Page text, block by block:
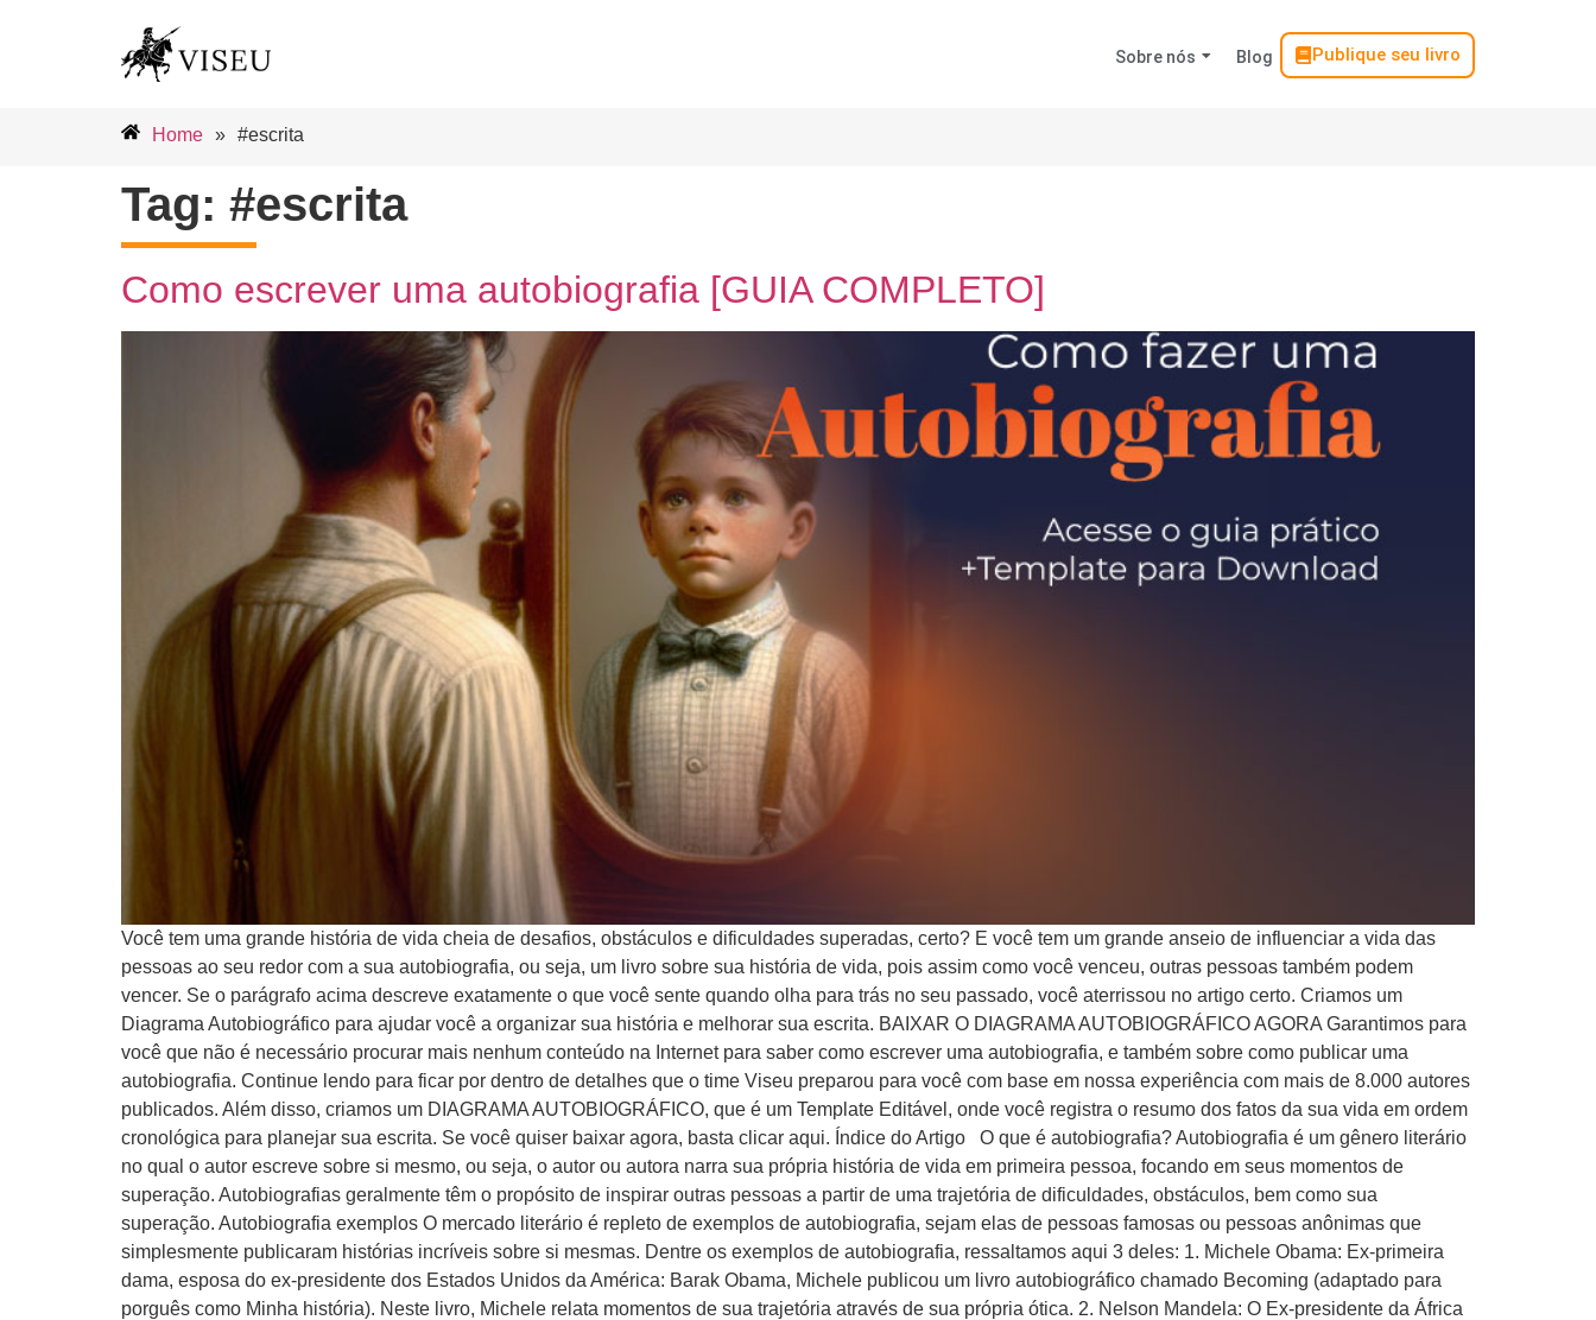
Sobre nós Blog Publique seu livro
Home » #escrita
Tag: #escrita
Como escrever uma autobiografia [GUIA COMPLETO]
Você tem uma grande história de vida cheia de desafios, obstáculos e dificuldades superadas, certo? E você tem um grande anseio de influenciar a vida das
pessoas ao seu redor com a sua autobiografia, ou seja, um livro sobre sua história de vida, pois assim como você venceu, outras pessoas também podem
vencer. Se o parágrafo acima descreve exatamente o que você sente quando olha para trás no seu passado, você aterrissou no artigo certo. Criamos um
Diagrama Autobiográfico para ajudar você a organizar sua história e melhorar sua escrita. BAIXAR O DIAGRAMA AUTOBIOGRÁFICO AGORA Garantimos para
você que não é necessário procurar mais nenhum conteúdo na Internet para saber como escrever uma autobiografia, e também sobre como publicar uma
autobiografia. Continue lendo para ficar por dentro de detalhes que o time Viseu preparou para você com base em nossa experiência com mais de 8.000 autores
publicados. Além disso, criamos um DIAGRAMA AUTOBIOGRÁFICO, que é um Template Editável, onde você registra o resumo dos fatos da sua vida em ordem
cronológica para planejar sua escrita. Se você quiser baixar agora, basta clicar aqui. Índice do Artigo O que é autobiografia? Autobiografia é um gênero literário
no qual o autor escreve sobre si mesmo, ou seja, o autor ou autora narra sua própria história de vida em primeira pessoa, focando em seus momentos de
superação. Autobiografias geralmente têm o propósito de inspirar outras pessoas a partir de uma trajetória de dificuldades, obstáculos, bem como sua
superação. Autobiografia exemplos O mercado literário é repleto de exemplos de autobiografia, sejam elas de pessoas famosas ou pessoas anônimas que
simplesmente publicaram histórias incríveis sobre si mesmas. Dentre os exemplos de autobiografia, ressaltamos aqui 3 deles: 1. Michele Obama: Ex-primeira
dama, esposa do ex-presidente dos Estados Unidos da América: Barak Obama, Michele publicou um livro autobiográfico chamado Becoming (adaptado para
porguês como Minha história). Neste livro, Michele relata momentos de sua trajetória através de sua própria ótica. 2. Nelson Mandela: O Ex-presidente da África